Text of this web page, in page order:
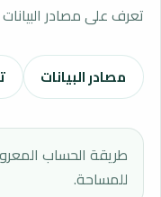
تعرف على مصادر
مصادر البيانات
طريقة الحساب
للمساحة.